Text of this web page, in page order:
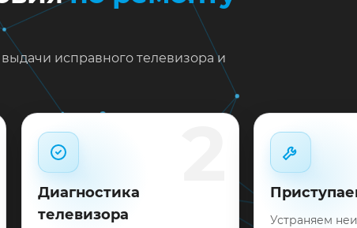
исправного телевизора и
Диагностика
телевизора
Устраняем